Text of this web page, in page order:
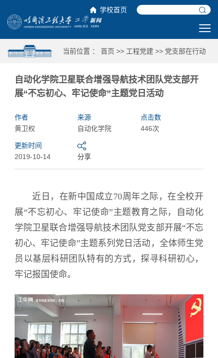
学校首页
当前位置 ： 首页 >> 工程党建 >> 党支部在行动
自动化学院卫星联合增强导航技术团队党支部开
展“不忘初心、牢记使命”主题党日活动
作者
黄卫权
来源
自动化学院
点击数
446次
更新时间
2019-10-14
分享
近日，在新中国成立70周年之际，在全校开
展“不忘初心、牢记使命”主题教育之际，自动化
学院卫星联合增强导航技术团队党支部开展“不忘
初心、牢记使命”主题系列党日活动，全体师生党
员以基层科研团队特有的方式，探寻科研初心，
牢记报国使命。